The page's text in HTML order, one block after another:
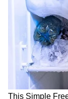
ತಹಸೀಲ್ದಾರ್‌
ನೌಕರರು
ಕರೆ ತಂದರು.
ತೆರಳಿ ಬಾಣಂತಿ
ಪ್ರಯತ್ನ